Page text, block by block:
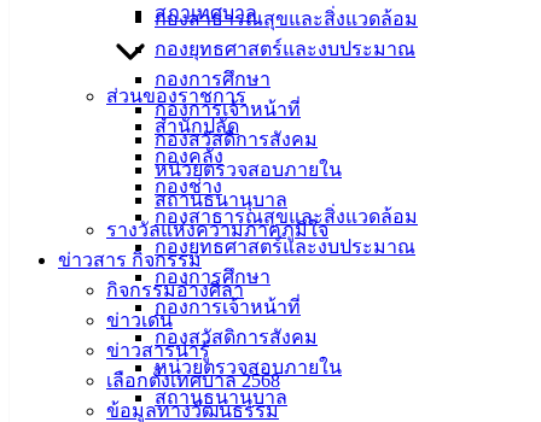
กองสาธารณสุขและสิ่งแวดล้อม
กองยุทธศาสตร์และงบประมาณ
กองการศึกษา
กองการเจ้าหน้าที่
กองสวัสดิการสังคม
หน่วยตรวจสอบภายใน
สถานธนานุบาล
รางวัลแห่งความภาคภูมิใจ
ข่าวสาร กิจกรรม
กิจกรรมอ่างศิลา
ข่าวเด่น
ข่าวสารน่ารู้
เลือกตั้งเทศบาล 2568
ข้อมูลทางวัฒนธรรม
สภาเทศบาล
ส่วนของราชการ
สำนักปลัด
กองคลัง
กองช่าง
กองสาธารณสุขและสิ่งแวดล้อม
กองยุทธศาสตร์และงบประมาณ
กองการศึกษา
กองการเจ้าหน้าที่
กองสวัสดิการสังคม
หน่วยตรวจสอบภายใน
สถานธนานุบาล
งานบริการและเผยแพร่วิชาการ กองยุทธศาสตร์และงบ
ประมาณ เทศบาลเมืองอ่างศิลา
เทศบาล
เมืองอ่าง
สำนักงาน